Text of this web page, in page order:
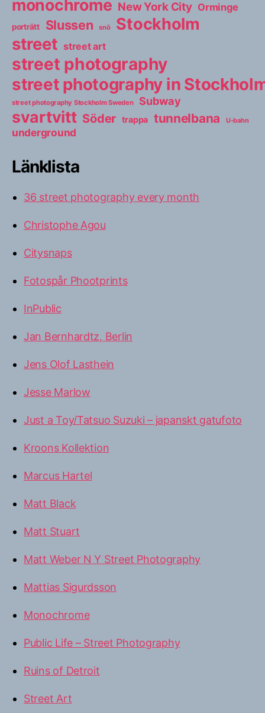
monochrome New York City Orminge
porträtt Slussen snö Stockholm
street street art
street photography
street photography in
street photography Stockholm Sweden Subway
svartvitt Söder trappa tunnelbana U-bahn
underground
Länklista
36 street photography every month
Christophe Agou
Citysnaps
Fotospår Phootprints
InPublic
Jan Bernhardtz, Berlin
Jens Olof Lasthein
Jesse Marlow
Just a Toy/Tatsuo Suzuki – japanskt gatufoto
Kroons Kollektion
Marcus Hartel
Matt Black
Matt Stuart
Matt Weber N Y Street Photography
Mattias Sigurdsson
Monochrome
Public Life – Street Photography
Ruins of Detroit
Street Art